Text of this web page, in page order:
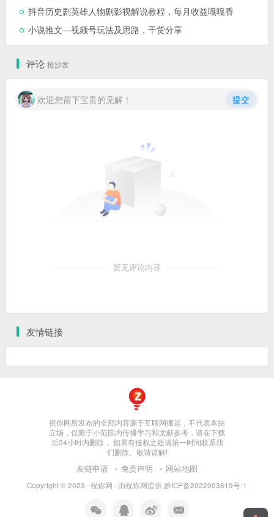
抖音历史剧英雄人物剧影视解说教程，每月收益嘎嘎香
小说推文—视频号玩法及思路，干货分享
评论 抢沙发
欢迎您留下宝贵的见解！ 提交
暂无评论内容
友情链接
祝你网所发布的全部内容源于互联网搬运，不代表本站
立场，仅限于小范围内传播学习和文献参考，请在下载
后24小时内删除， 如果有侵权之处请第一时间联系我
们删除。敬请谅解!
友链申请 免责声明 网站地图
Copyright © 2023 · 祝你网 · 由祝你网提供.黔ICP备2022003819号-1